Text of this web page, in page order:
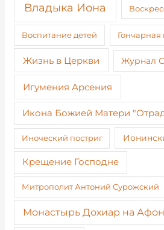
Владыка Иона
Воспитание детей Гончарная
Жизнь в Церкви Журнал
Игумения Арсения
Икона Божией Матери
Иноческий постриг
Крещение Господне
Митрополит Антоний Сурожский
Монастырь Дохиар на